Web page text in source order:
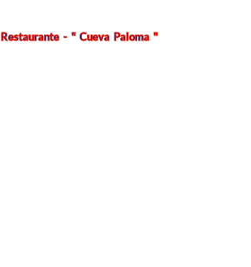
Restaurante - " Cueva Paloma "